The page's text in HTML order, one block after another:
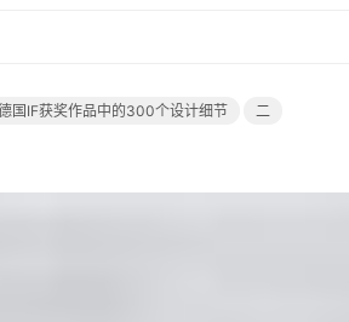
国IF获奖作品中的300个设计细节 二